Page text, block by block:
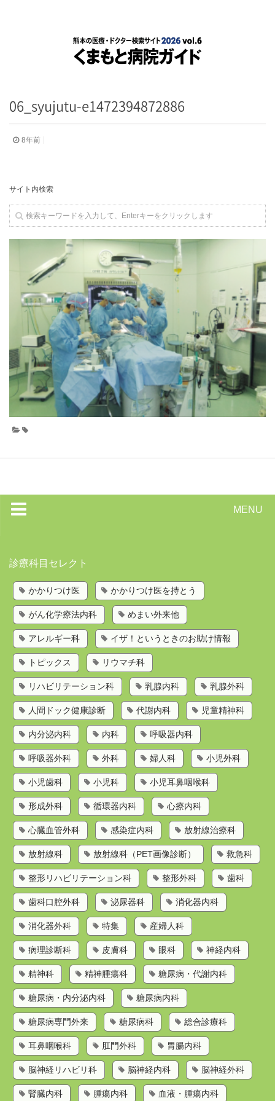
06_syujutu-e1472394872886
8年前
サイト内検索
MENU
かかりつけ医を持とう
歯科検索
診療科目から探す
お問い合わせ
運営会社
診療科目セレクト
かかりつけ医 かかりつけ医を持とう
がん化学療法内科 めまい外来他
アレルギー科 イザ！というときのお助け情報
トピックス リウマチ科
リハビリテーション科 乳腺内科 乳腺外科
人間ドック健康診断 代謝内科 児童精神科
内分泌内科 内科 呼吸器内科
呼吸器外科 外科 婦人科 小児外科
小児歯科 小児科 小児耳鼻咽喉科
形成外科 循環器内科 心療内科
心臓血管外科 感染症内科 放射線治療科
放射線科 放射線科（PET画像診断） 救急科
整形リハビリテーション科 整形外科 歯科
歯科口腔外科 泌尿器科 消化器内科
消化器外科 特集 産婦人科
病理診断科 皮膚科 眼科 神経内科
精神科 精神腫瘍科 糖尿病・代謝内科
糖尿病・内分泌内科 糖尿病内科
糖尿病専門外来 糖尿病科 総合診療科
耳鼻咽喉科 肛門外科 胃腸内科
脳神経リハビリ科 脳神経内科 脳神経外科
腎臓内科 腫瘍内科 血液・腫瘍内科